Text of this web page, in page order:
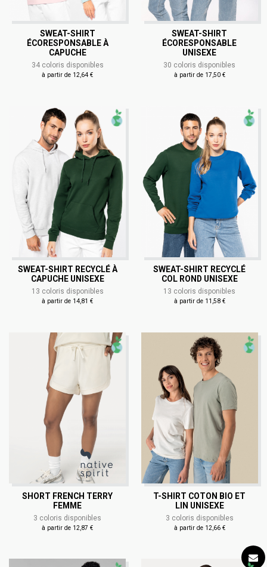
SWEAT-SHIRT
ÉCORESPONSABLE À
CAPUCHE
34 coloris disponibles
à partir de 12,64 €
SWEAT-SHIRT
ÉCORESPONSABLE
UNISEXE
30 coloris disponibles
à partir de 17,50 €
SWEAT-SHIRT RECYCLÉ À
CAPUCHE UNISEXE
13 coloris disponibles
à partir de 14,81 €
SWEAT-SHIRT RECYCLÉ
COL ROND UNISEXE
13 coloris disponibles
à partir de 11,58 €
SHORT FRENCH TERRY
FEMME
3 coloris disponibles
à partir de 12,87 €
T-SHIRT COTON BIO ET
LIN UNISEXE
3 coloris disponibles
à partir de 12,66 €